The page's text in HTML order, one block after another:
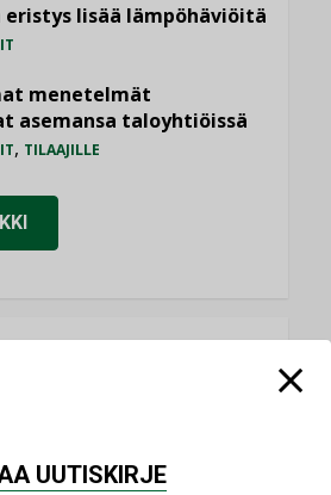
lisää lämpöhäviöitä
menetelmät
asemansa taloyhtiöissä
, TILAAJILLE
UUTISKIRJE